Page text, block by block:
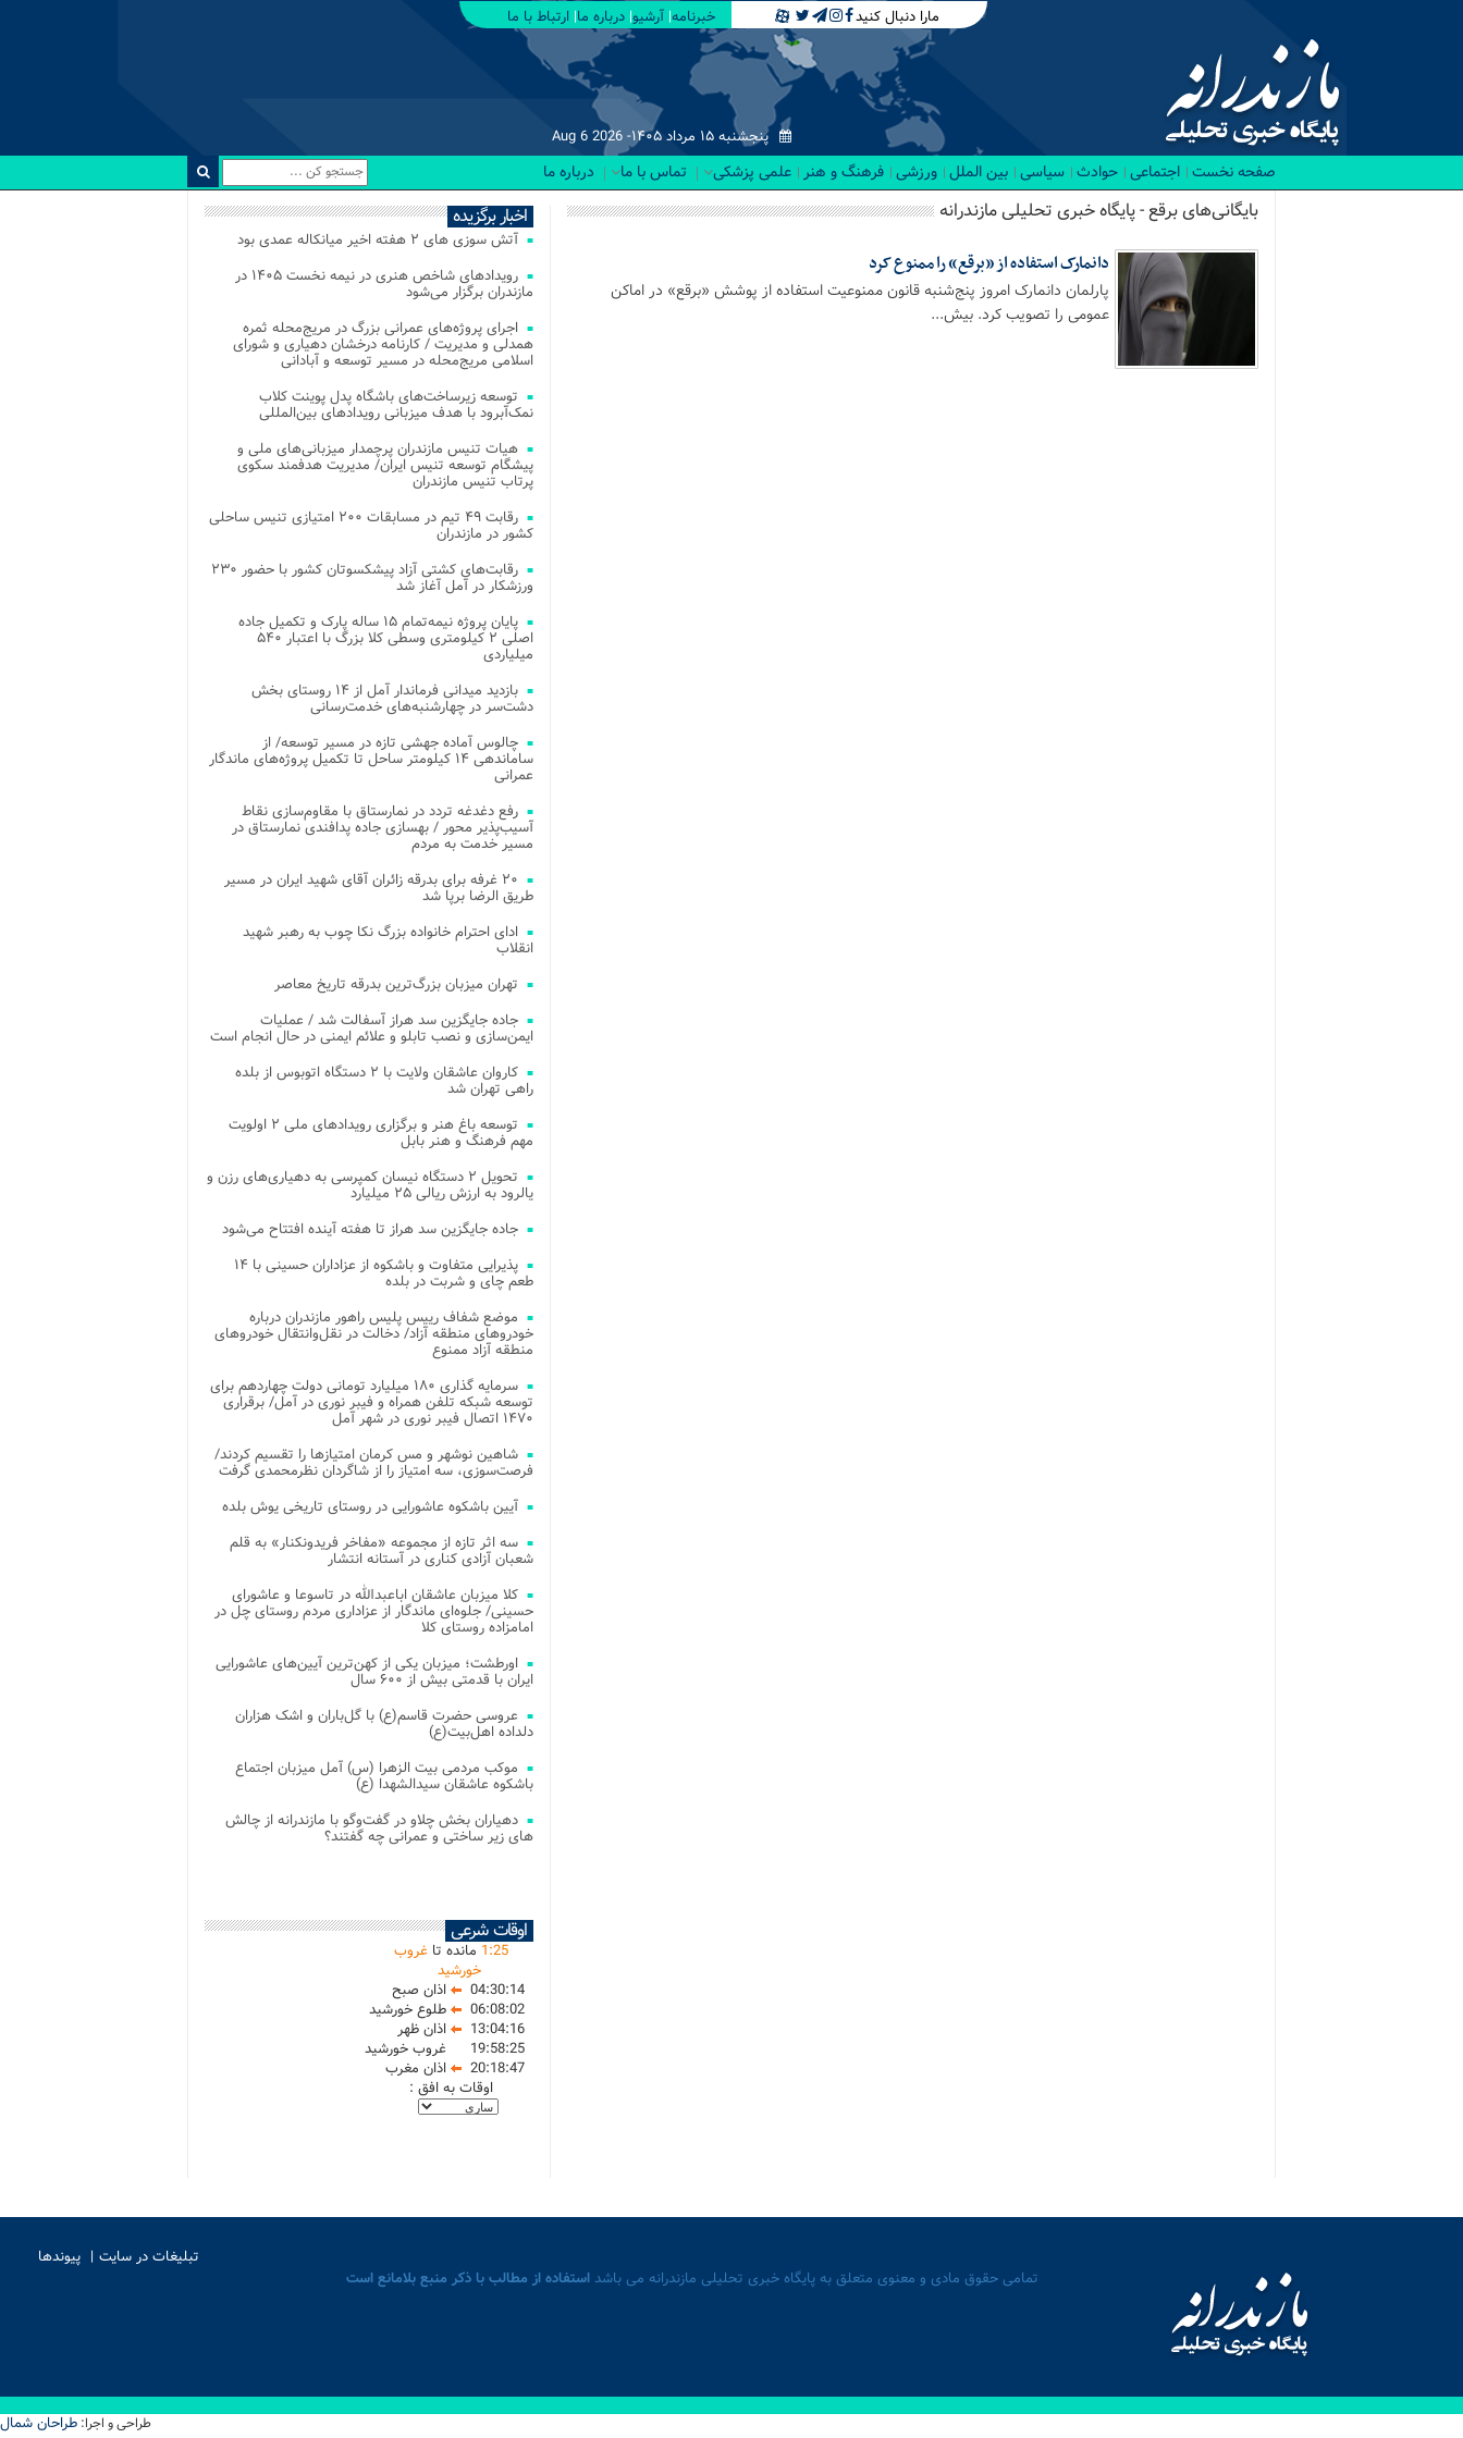
مارا دنبال کنید خبرنامه آرشیو درباره ما ارتباط با ما
پنجشنبه ۱۵ مرداد ۱۴۰۵- Aug 6 2026
صفحه نخست اجتماعی حوادث سیاسی بین الملل ورزشی فرهنگ و هنر علمی پزشکی تماس با ما درباره ما
بایگانی‌های برقع - پایگاه خبری تحلیلی مازندرانه
دانمارک استفاده از «برقع» را ممنوع کرد
پارلمان دانمارک امروز پنج‌شنبه قانون ممنوعیت استفاده از پوشش «برقع» در اماکن
عمومی را تصویب کرد. بیش...
اخبار برگزیده
آتش‌ سوزی‌ های ۲ هفته اخیر میانکاله عمدی بود
رویدادهای شاخص هنری در نیمه نخست ۱۴۰۵ در
مازندران برگزار می‌شود
اجرای پروژه‌های عمرانی بزرگ در مریج‌محله ثمره
همدلی و مدیریت / کارنامه درخشان دهیاری و شورای
اسلامی مریج‌محله در مسیر توسعه و آبادانی
توسعه زیرساخت‌های باشگاه پدل پوینت کلاب
نمک‌آبرود با هدف میزبانی رویدادهای بین‌المللی
هیات تنیس مازندران پرچمدار میزبانی‌های ملی و
پیشگام توسعه تنیس ایران/ مدیریت هدفمند سکوی
پرتاب تنیس مازندران
رقابت ۴۹ تیم در مسابقات ۲۰۰ امتیازی تنیس ساحلی
کشور در مازندران
رقابت‌های کشتی آزاد پیشکسوتان کشور با حضور ۲۳۰
ورزشکار در آمل آغاز شد
پایان پروژه نیمه‌تمام ۱۵ ساله پارک و تکمیل جاده
اصلی ۲ کیلومتری وسطی کلا بزرگ با اعتبار ۵۴۰
میلیاردی
بازدید میدانی فرماندار آمل از ۱۴ روستای بخش
دشت‌سر در چهارشنبه‌های خدمت‌رسانی
چالوس آماده جهشی تازه در مسیر توسعه/ از
ساماندهی ۱۴ کیلومتر ساحل تا تکمیل پروژه‌های ماندگار
عمرانی
رفع دغدغه تردد در نمارستاق با مقاوم‌سازی نقاط
آسیب‌پذیر محور / بهسازی جاده پدافندی نمارستاق در
مسیر خدمت به مردم
۲۰ غرفه برای بدرقه زائران آقای شهید ایران در مسیر
طریق الرضا برپا شد
ادای احترام خانواده بزرگ نکا چوب به رهبر شهید
انقلاب
تهران میزبان بزرگ‌ترین بدرقه تاریخ معاصر
جاده جایگزین سد هراز آسفالت شد / عملیات
ایمن‌سازی و نصب تابلو و علائم ایمنی در حال انجام است
کاروان عاشقان ولایت با ۲ دستگاه اتوبوس از بلده
راهی تهران شد
توسعه باغ هنر و برگزاری رویدادهای ملی ۲ اولویت
مهم فرهنگ و هنر بابل
تحویل ۲ دستگاه نیسان کمپرسی به دهیاری‌های رزن و
یالرود به ارزش ریالی ۲۵ میلیارد
جاده جایگزین سد هراز تا هفته آینده افتتاح می‌شود
پذیرایی متفاوت و باشکوه از عزاداران حسینی با ۱۴
طعم چای و شربت در بلده
موضع شفاف رییس پلیس راهور مازندران درباره
خودروهای منطقه آزاد/ دخالت در نقل‌وانتقال خودروهای
منطقه آزاد ممنوع
سرمایه گذاری ۱۸۰ میلیارد تومانی دولت چهاردهم برای
توسعه شبکه تلفن همراه و فیبر نوری در آمل/ برقراری
۱۴۷۰ اتصال فیبر نوری در شهر آمل
شاهین نوشهر و مس کرمان امتیازها را تقسیم کردند/
فرصت‌سوزی، سه امتیاز را از شاگردان نظرمحمدی گرفت
آیین باشکوه عاشورایی در روستای تاریخی یوش بلده
سه اثر تازه از مجموعه «مفاخر فریدونکنار» به قلم
شعبان آزادی کناری در آستانه انتشار
کلا میزبان عاشقان اباعبدالله در تاسوعا و عاشورای
حسینی/ جلوه‌ای ماندگار از عزاداری مردم روستای چل در
امامزاده روستای کلا
اورطشت؛ میزبان یکی از کهن‌ترین آیین‌های عاشورایی
ایران با قدمتی بیش از ۶۰۰ سال
عروسی حضرت قاسم(ع) با گل‌باران و اشک هزاران
دلداده اهل‌بیت(ع)
موکب مردمی بیت‌ الزهرا (س) آمل میزبان اجتماع
باشکوه عاشقان سیدالشهدا (ع)
دهیاران بخش چلاو در گفت‌وگو با مازندرانه از چالش
های زیر ساختی و عمرانی چه گفتند؟
اوقات شرعی
1:25 مانده تاغروب
خورشید
04:30:14
اذان صبح
06:08:02
طلوع خورشید
13:04:16
اذان ظهر
19:58:25
غروب خورشید
20:18:47
اذان مغرب
اوقات به افق :
تبلیغات در سایت
پیوندها
تمامی حقوق مادی و معنوی متعلق به پایگاه خبری تحلیلی مازندرانه می باشداستفاده از مطالب با ذکر منبع بلامانع است
طراحی و اجرا: طراحان شمال